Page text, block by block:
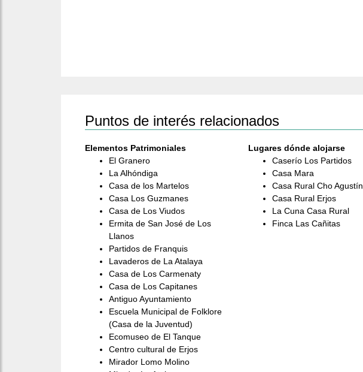
Puntos de interés relacionados
Elementos Patrimoniales
El Granero
La Alhóndiga
Casa de los Martelos
Casa Los Guzmanes
Casa de Los Viudos
Ermita de San José de Los
Llanos
Partidos de Franquis
Lavaderos de La Atalaya
Casa de Los Carmenaty
Casa de Los Capitanes
Antiguo Ayuntamiento
Escuela Municipal de Folklore
(Casa de la Juventud)
Ecomuseo de El Tanque
Centro cultural de Erjos
Mirador Lomo Molino
Lugares dónde alojarse
Caserío Los Partidos
Casa Mara
Casa Rural Cho Agustín
Casa Rural Erjos
La Cuna Casa Rural
Finca Las Cañitas